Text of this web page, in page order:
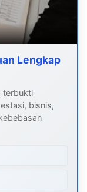
Lengkap
terbukti
bisnis,